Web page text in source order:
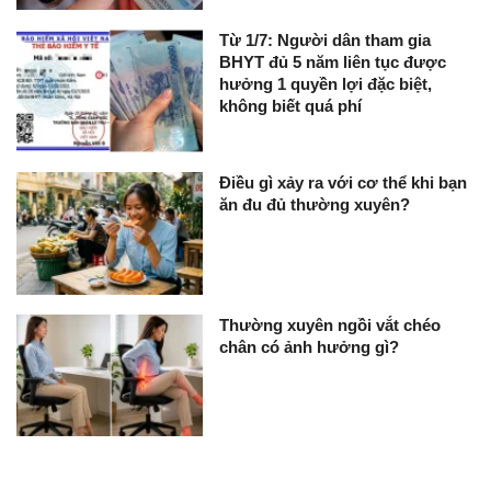
Từ 1/7: Người dân tham gia
BHYT đủ 5 năm liên tục được
hưởng 1 quyền lợi đặc biệt,
không biết quá phí
Điều gì xảy ra với cơ thể khi bạn
ăn đu đủ thường xuyên?
Thường xuyên ngồi vắt chéo
chân có ảnh hưởng gì?